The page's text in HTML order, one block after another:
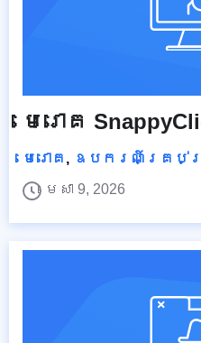
មេរោគ
មេរោគ , ឧបករណ៍គ្រប់
មេសា 9, 2026